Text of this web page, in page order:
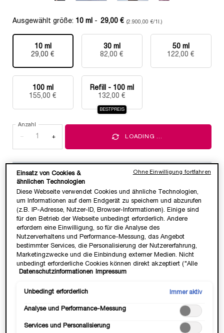
Ausgewählt größe: 10 ml - 29,00 € (2.900,00 €/1l.)
Ausgewählt
10 ml
29,00 €, 1 von 5 Ausgewählt
30 ml
82,00 €, 2 von 5 Ausgewählt
50 ml
122,00 €
, 3 von 5
Ausgewählt
100 ml
155,00 €
, 4 von 5 Ausgewählt
Refill - 100 ml
132,00 €
BESTPREIS
, 5 von 5
−
Anzahl
+ LOADING ...
Jetzt kaufen, erst in 30 Tagen bezahlen.
FRIENDS & FAMILY WEEKS ✨
25% Rabatt ab 2 Produkten & 6 Geschenke ab
ⓘ
Code: FFWEEKS
WERDE TEIL DER LANCÔMMUNITY💞
Heisse Deals & Geschenke, VIP Zugang &
Exklusive, Beautty Tipps & Tricks von Profis.
JETZT ANMELDEN
Einsatz von Cookies &
ähnlichen Technologien
Diese Webseite verwendet Cookies und ähnliche Technologien,
um Informationen auf dem Endgerät zu speichern und abzurufen
(z.B. IP-Adresse, Nutzer-ID, Browser-Informationen). Einige sind
für den Betrieb der Webseite unbedingt erforderlich. Andere
erfordern eine Einwilligung, so für die Analyse des
Nutzerverhaltens und Performance-Messung, das Angebot
bestimmter Services, die Personalisierung der Nutzererfahrung,
Marketingzwecke und die Einbindung externer Medien. Nicht
unbedingt erforderliche Cookies können direkt akzeptiert ("Alle
akzeptieren") oder abgelehnt ("Ohne Einwilligung fortfahren")
ebenfalls möglich und speicherbar ("Auswahl speichern"). Die
angepasst werden. Für weitere Informationen s. unsere
Datenschutzinformationen Impressum
Unbedingt erforderlich Immer aktiv
Analyse und Performance-Messung
Services und Personalisierung
Ohne Einwilligung fortfahren